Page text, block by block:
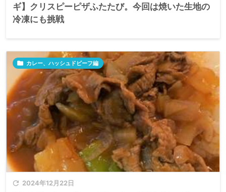
ギ】クリスピーピザふたたび。今回は焼いた生地の
冷凍にも挑戦
 2024年12月22日
 カレー、ハッシュドビーフ編